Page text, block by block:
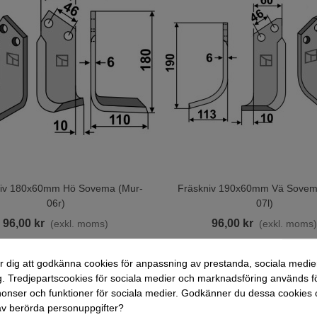
I Varukorgen
180x60mm Hö Sovema (mur-
06r)
96,00 kr (exkl. moms)
Lägg Till I Varukorgen
Fräskniv 190x60mm Vä
07l)
96,00 kr (exkl. moms)
dig att godkänna cookies för anpassning av prestanda, sociala
Tredjepartscookies för sociala medier och marknadsföring används
och funktioner för sociala medier. Godkänner du dessa cookies
berörda personuppgifter?